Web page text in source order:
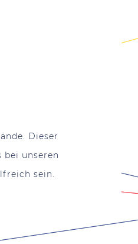
Dieser
bei unseren
sein.